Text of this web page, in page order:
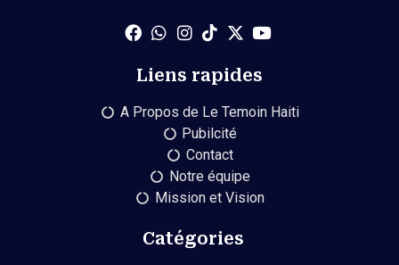
Liens rapides
A Propos de Le Temoin Haiti
Pubilcité
Contact
Notre équipe
Mission et Vision
Catégories